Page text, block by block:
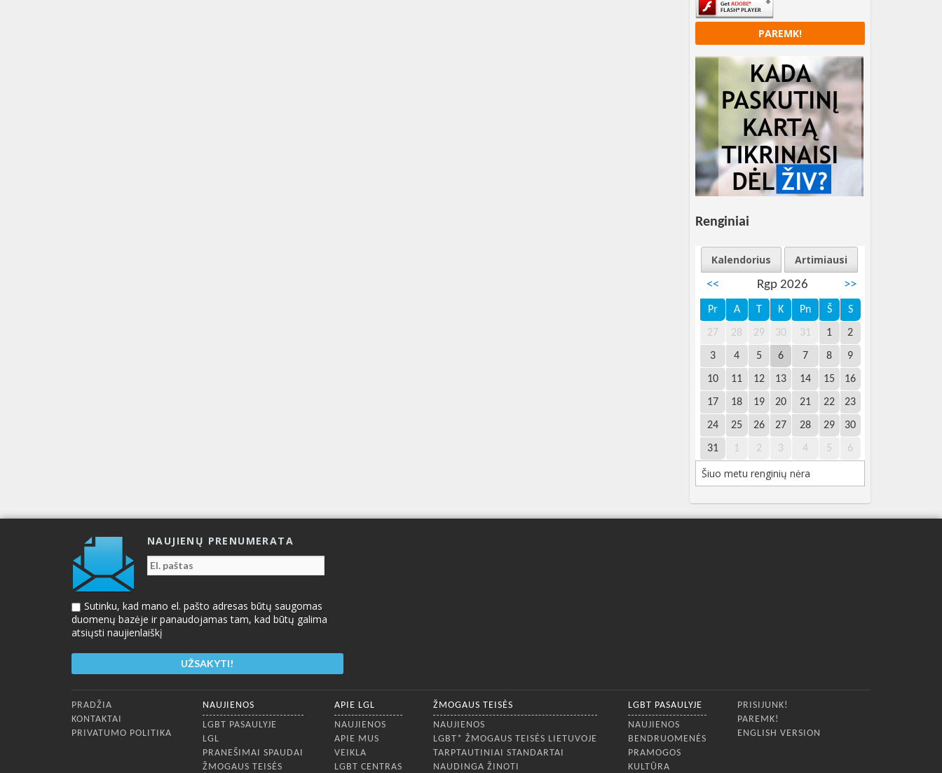
PAREMK!
Renginiai
Kalendorius
Artimiausi
<<
Rgp 2026 >>
Pr A T K Pn Š S
27 28 29 30 31 1 2
3 4 5 6 7 8 9
10 11 12 13 14 15 16
17 18 19 20 21 22 23
24 25 26 27 28 29 30
31 1 2 3 4 5 6
Šiuo metu renginių nėra
NAUJIENŲ PRENUMERATA
Sutinku, kad mano el. pašto adresas būtų saugomas
duomenų bazėje ir panaudojamas tam, kad būtų galima
atsiųsti naujienlaiškį
Apatinis meniu
PRADŽIA
KONTAKTAI
PRIVATUMO POLITIKA
NAUJIENOS
LGBT PASAULYJE
LGL
PRANEŠIMAI SPAUDAI
ŽMOGAUS TEISĖS
APIE LGL
NAUJIENOS
APIE MUS
VEIKLA
LGBT CENTRAS
ŽMOGAUS TEISĖS
NAUJIENOS
LGBT* ŽMOGAUS TEISĖS LIETUVOJE
TARPTAUTINIAI STANDARTAI
NAUDINGA ŽINOTI
LGBT PASAULYJE
NAUJIENOS
BENDRUOMENĖS
PRAMOGOS
KULTŪRA
PRISIJUNK!
PAREMK!
ENGLISH VERSION